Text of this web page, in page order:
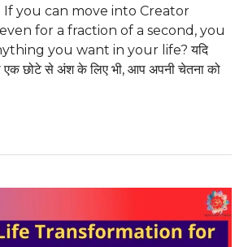
If you can move into Creator
for a fraction of a second, you
you want in your life? यदि
छोटे से अंश के लिए भी, आप अपनी चेतना को